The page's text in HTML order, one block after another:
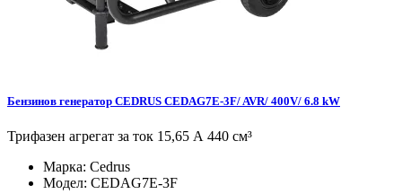
Бензинов генератор CEDRUS CEDAG7E-3F/ AVR/ 400V/ 6.8 kW
Трифазен агрегат за ток 15,65 А 440 см³
Марка: Cedrus
Модел: CEDAG7E-3F